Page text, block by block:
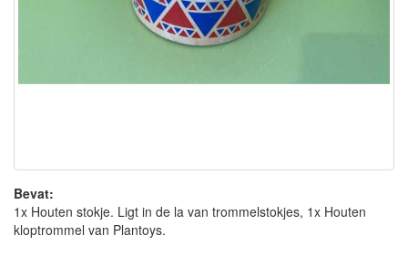
Bevat:
1x Houten stokje. Ligt in de la van trommelstokjes, 1x Houten
kloptrommel van Plantoys.